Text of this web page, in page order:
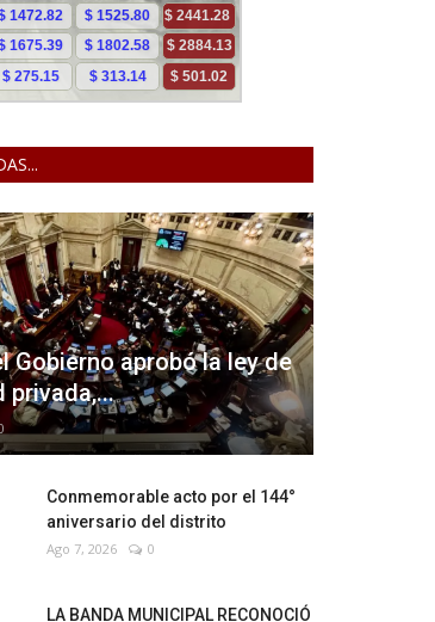
Gobierno aprobó la ley de
privada,...
Conmemorable acto por el 144°
aniversario del distrito
Ago 7, 2026 0
LA BANDA MUNICIPAL RECONOCIÓ